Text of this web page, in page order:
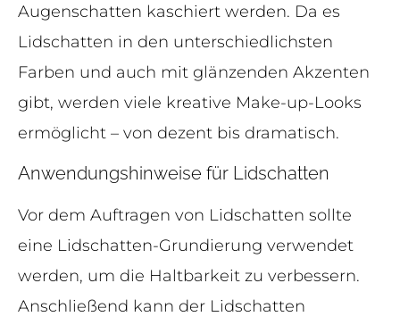
Augenschatten kaschiert werden. Da es
Lidschatten in den unterschiedlichsten
Farben und auch mit glänzenden Akzenten
gibt, werden viele kreative Make-up-Looks
ermöglicht – von dezent bis dramatisch.
Anwendungshinweise für Lidschatten
Vor dem Auftragen von Lidschatten sollte
eine Lidschatten-Grundierung verwendet
werden, um die Haltbarkeit zu verbessern.
Anschließend kann der Lidschatten